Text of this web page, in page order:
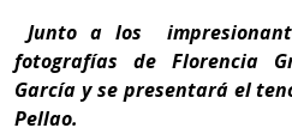
Junto a los
fotografías de Florencia
García y se presentará el
Pellao.